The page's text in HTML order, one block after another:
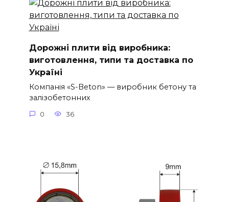
Дорожні плити від виробника:
виготовлення, типи та доставка по
Україні
Компанія «S-Beton» — виробник бетону та
залізобетонних
0 36